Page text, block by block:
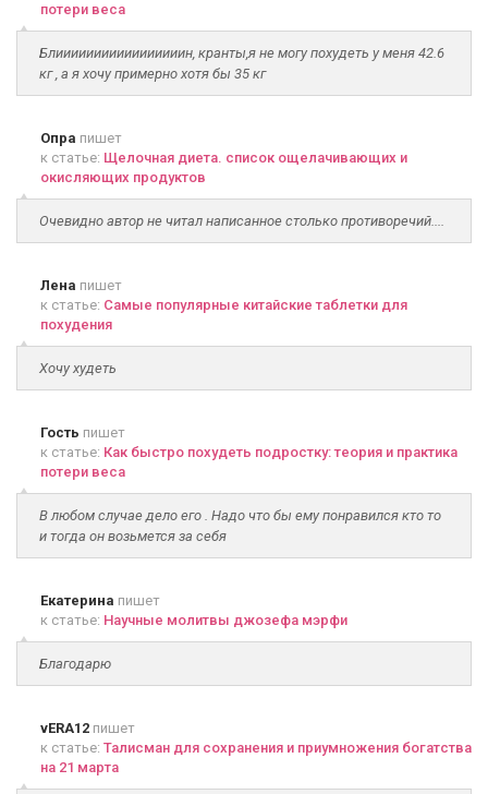
потери веса
Блииииииииииииииииин, кранты,я не могу похудеть у меня 42.6
кг , а я хочу примерно хотя бы 35 кг
Опра пишет
к статье: Щелочная диета. список ощелачивающих и
окисляющих продуктов
Очевидно автор не читал написанное столько противоречий....
Лена пишет
к статье: Самые популярные китайские таблетки для
похудения
Хочу худеть
Гость пишет
к статье: Как быстро похудеть подростку: теория и практика
потери веса
В любом случае дело его . Надо что бы ему понравился кто то
и тогда он возьмется за себя
Екатерина пишет
к статье: Научные молитвы джозефа мэрфи
Благодарю
vERA12 пишет
к статье: Талисман для сохранения и приумножения богатства
на 21 марта